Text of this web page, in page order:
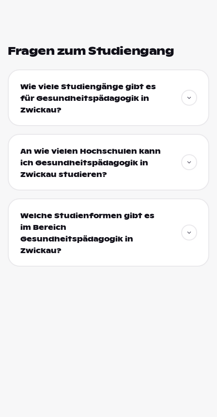
Fragen zum Studiengang
Wie viele Studiengänge gibt es
für Gesundheitspädagogik in
Zwickau?
An wie vielen Hochschulen kann
ich Gesundheitspädagogik in
Zwickau studieren?
Welche Studienformen gibt es
im Bereich
Gesundheitspädagogik in
Zwickau?